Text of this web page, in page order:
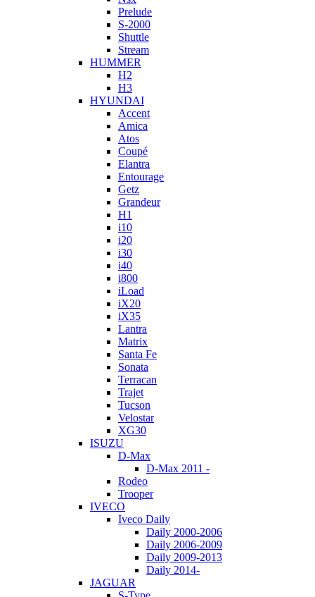
Prelude
S-2000
Shuttle
Stream
HUMMER
H2
H3
HYUNDAI
Accent
Amica
Atos
Coupé
Elantra
Entourage
Getz
Grandeur
H1
i10
i20
i30
i40
i800
iLoad
iX20
iX35
Lantra
Matrix
Santa Fe
Sonata
Terracan
Trajet
Tucson
Velostar
XG30
ISUZU
D-Max
D-Max 2011 -
Rodeo
Trooper
IVECO
Iveco Daily
Daily 2000-2006
Daily 2006-2009
Daily 2009-2013
Daily 2014-
JAGUAR